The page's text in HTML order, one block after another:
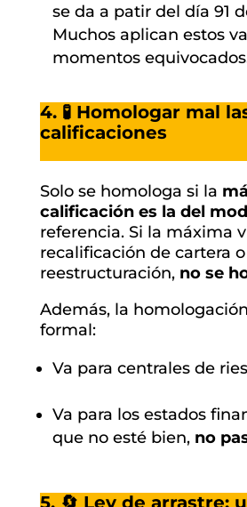
se da a patir del día 91
Muchos aplican estos
momentos
4. 🧪 Homologar mal
calificaciones
Solo se homologa si la
calificación es la del
referencia. Si la máxima
recalificación de cartera
reestructuración, no se
Además, la
formal:
Va para centrales de
Va para los estados
que no esté bien, no